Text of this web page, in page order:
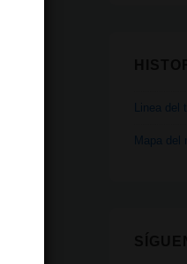
Linea del
Mapa del